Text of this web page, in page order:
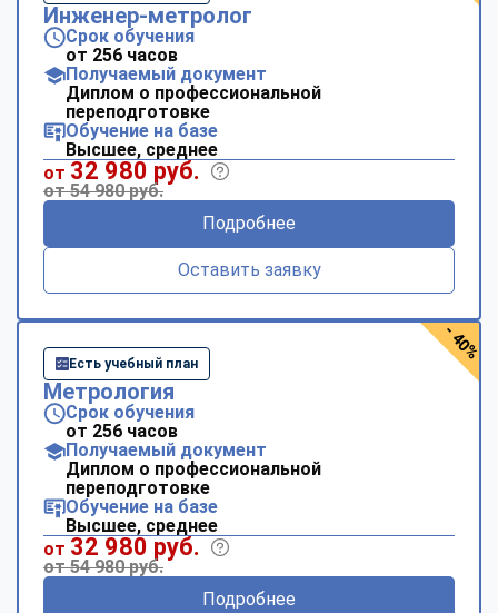
Инженер-метролог
Срок обучения
от 256 часов
Получаемый документ
Диплом о профессиональной
переподготовке
Обучение на базе
Высшее, среднее
от 32 980 руб.
от 54 980 руб.
Подробнее
Оставить заявку
Есть учебный план
Метрология
Срок обучения
от 256 часов
Получаемый документ
Диплом о профессиональной
переподготовке
Обучение на базе
Высшее, среднее
от 32 980 руб.
от 54 980 руб.
Подробнее
- 40%